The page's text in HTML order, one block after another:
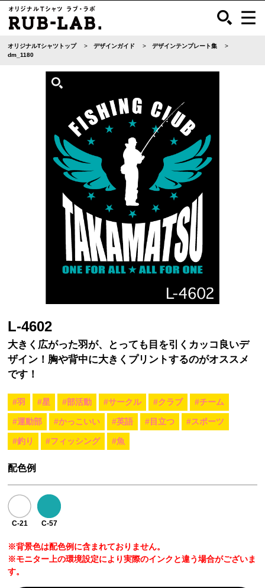
オリジナルTシャツトップ デザインガイド
デザインテンプレート集
dm_1180
L-4602
大きく広がった羽が、とっても目を引くカッコ良いデ
ザイン！胸や背中に大きくプリントするのがオススメ
です！
#羽 #星 #部活動 #サークル #クラブ #チーム
#運動部 #かっこいい #英語 #目立つ #スポーツ
#釣り #フィッシング #魚
配色例
C-21 C-57
※背景色は配色例に含まれておりません。
※モニター上の環境設定により実際のインクと違う場合がございま
す。